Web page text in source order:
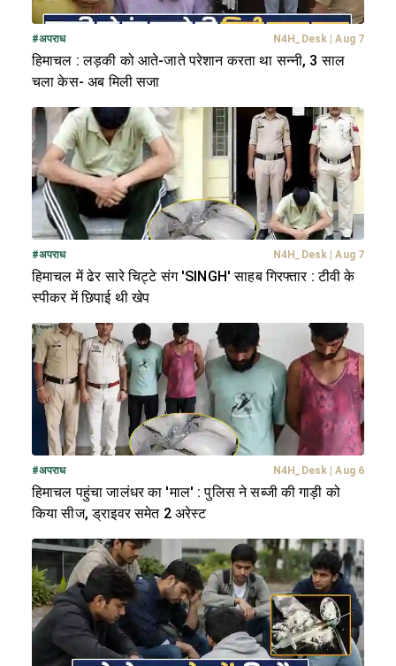
#अपराध N4H_Desk | Aug 7
हिमाचल : लड़की को आते-जाते परेशान करता था सन्नी, 3 साल
चला केस- अब मिली सजा
#अपराध N4H_Desk | Aug 7
हिमाचल में ढेर सारे चिट्टे संग 'SINGH' साहब गिरफ्तार : टीवी के
स्पीकर में छिपाई थी खेप
#अपराध N4H_Desk | Aug 6
हिमाचल पहुंचा जालंधर का 'माल' : पुलिस ने सब्जी की गाड़ी को
किया सीज, ड्राइवर समेत 2 अरेस्ट